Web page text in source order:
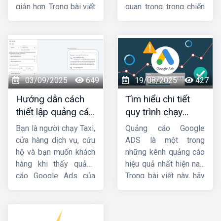
giản hơn. Trong bài viết
cách chạy quảng cáo
GDN trên
YouTube
hiệu quả nhé
!
quan trọng trong chiến
Trong bài viết này,HIG
sẽ hướng dẫn cách
chạyquảng cáo GDN
hiệu quả. Mời các bạn
cùng theo dõi.
03/09/2025 649
Hướng dẫn cách
thiết lập quảng cáo
cuộc gọi Google
Ads chi tiết từ A-Z
Bạn là người chạy Taxi,
cửa hàng dịch vụ, cứu
hộ và bạn muốn khách
hàng khi thấy quảng
cáo Google Ads của
thoại chứ không cần
19/08/2025 427
Tìm hiểu chi tiết
quy trình chạy
quảng cáo google
ads
Quảng cáo Google
ADS là một trong
những kênh quảng cáo
hiệu quả nhất hiện nay.
Trong bài viết này, hãy